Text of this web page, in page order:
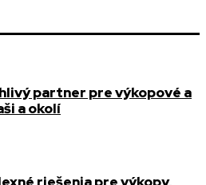
partner pre výkopové a
a okolí